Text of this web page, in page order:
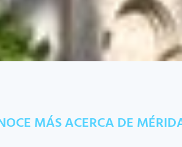
MÁS ACERCA DE